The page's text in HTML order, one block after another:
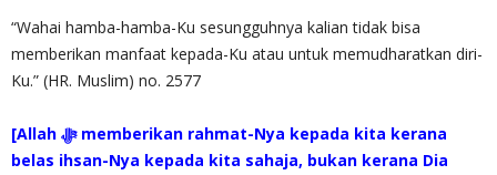
“Wahai hamba-hamba-Ku sesungguhnya kalian tidak bisa
memberikan manfaat kepada-Ku atau untuk memudharatkan diri-
Ku.” (HR. Muslim) no. 2577
[Allah ‎ﷻ memberikan rahmat-Nya kepada kita kerana
belas ihsan-Nya kepada kita sahaja, bukan kerana Dia